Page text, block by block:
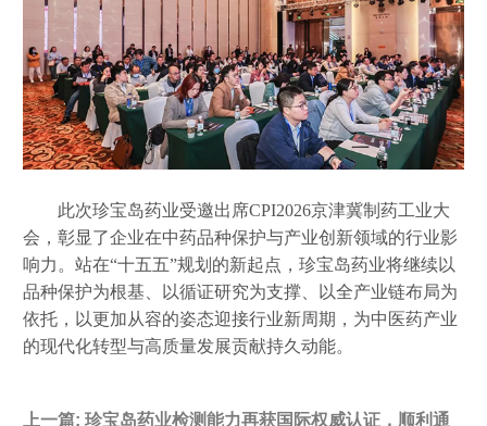
此次珍宝岛药业受邀出席CPI2026京津冀制药工业大
会，彰显了企业在中药品种保护与产业创新领域的行业影
响力。站在“十五五”规划的新起点，珍宝岛药业将继续以
品种保护为根基、以循证研究为支撑、以全产业链布局为
依托，以更加从容的姿态迎接行业新周期，为中医药产业
的现代化转型与高质量发展贡献持久动能。
上一篇: 珍宝岛药业检测能力再获国际权威认证，顺利通